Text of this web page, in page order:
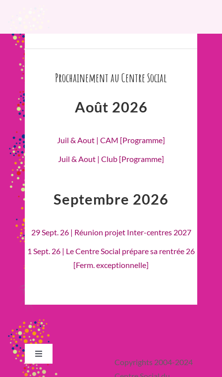
Prochainement au Centre Social
Août 2026
Juil & Aout | CAM [Programme]
Juil & Aout | Club [Programme]
Septembre 2026
29 Sept. 26 | Réunion projet Inter-centres 2027
1 Sept. 26 | Le Centre Social prépare sa rentrée 26
[Ferm. exceptionnelle]
Toggle
Navigation
Copyrights 2004-2024